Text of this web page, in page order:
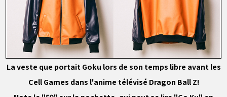
La veste que portait Goku lors de son temps libre avant les
Cell Games dans l'anime télévisé Dragon Ball Z!